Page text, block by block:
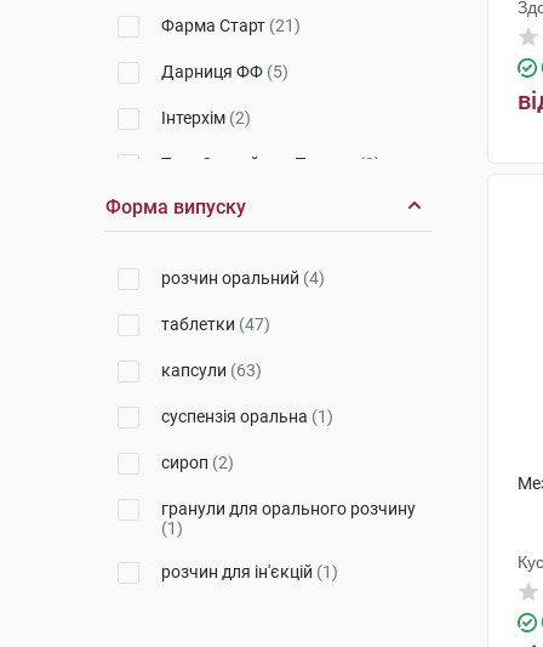
Фарма Старт (21)
Дарниця ФФ (5)
Інтерхім (2)
Тева Оперейшнз Поланд (3)
Київський вітамінний завод
(1)
Лек Фармацевтична компанія
(3)
Маріфарм(3)
Форма випуску
розчин оральний (4)
таблетки (47)
капсули (63)
суспензія оральна (1)
сироп (2)
гранули для орального розчину
(1)
розчин для ін'єкцій (1)